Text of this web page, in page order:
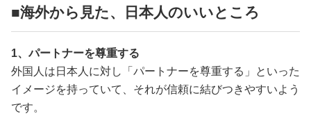
■海外から見た、日本人のいいところ
1、パートナーを尊重する
外国人は日本人に対し「パートナーを尊重する」といった
イメージを持っていて、それが信頼に結びつきやすいよう
です。